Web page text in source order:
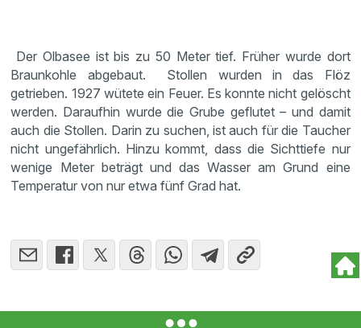
Der Olbasee ist bis zu 50 Meter tief. Früher wurde dort
Braunkohle abgebaut. Stollen wurden in das Flöz
getrieben. 1927 wütete ein Feuer. Es konnte nicht gelöscht
werden. Daraufhin wurde die Grube geflutet – und damit
auch die Stollen. Darin zu suchen, ist auch für die Taucher
nicht ungefährlich. Hinzu kommt, dass die Sichttiefe nur
wenige Meter beträgt und das Wasser am Grund eine
Temperatur von nur etwa fünf Grad hat.